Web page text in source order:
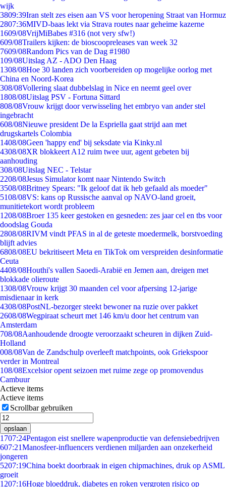
wijk
3809:39Iran stelt zes eisen aan VS voor heropening Straat van Hormuz
2807:36MIVD-baas lekt via Strava routes naar geheime kazerne
1609/08VrijMiBabes #316 (not very sfw!)
609/08Trailers kijken: de bioscoopreleases van week 32
7609/08Random Pics van de Dag #1980
109/08Uitslag AZ - ADO Den Haag
1308/08Hoe 30 landen zich voorbereiden op mogelijke oorlog met
China en Noord-Korea
308/08Vollering slaat dubbelslag in Nice en neemt geel over
1808/08Uitslag PSV - Fortuna Sittard
808/08Vrouw krijgt door verwisseling het embryo van ander stel
ingebracht
608/08Nieuwe president De la Espriella gaat strijd aan met
drugskartels Colombia
1408/08Geen 'happy end' bij seksdate via Kinky.nl
4308/08XR blokkeert A12 ruim twee uur, agent gebeten bij
aanhouding
308/08Uitslag NEC - Telstar
2208/08Jesus Simulator komt naar Nintendo Switch
3508/08Britney Spears: "Ik geloof dat ik heb gefaald als moeder"
5108/08VS: kans op Russische aanval op NAVO-land groeit,
munitietekort wordt probleem
1208/08Broer 135 keer gestoken en gesneden: zes jaar cel en tbs voor
doodslag Gouda
2808/08RIVM vindt PFAS in al de geteste moedermelk, borstvoeding
blijft advies
6808/08EU bekritiseert Meta en TikTok om verspreiden desinformatie
Ceuta
4408/08Houthi's vallen Saoedi-Arabië en Jemen aan, dreigen met
blokkade olieroute
1308/08Vrouw krijgt 30 maanden cel voor afpersing 12-jarige
misdienaar in kerk
4308/08PostNL-bezorger steekt bewoner na ruzie over pakket
2608/08Wegpiraat scheurt met 146 km/u door het centrum van
Amsterdam
708/08Aanhoudende droogte veroorzaakt scheuren in dijken Zuid-
Holland
008/08Van de Zandschulp overleeft matchpoints, ook Griekspoor
verder in Montreal
108/08Excelsior opent seizoen met ruime zege op promovendus
Cambuur
Actieve items
Actieve items
Scrollbar gebruiken
opslaan
1707:24Pentagon eist snellere wapenproductie van defensiebedrijven
607:21Manosfeer-influencers verdienen miljarden aan onzekerheid
jongeren
5207:19China boekt doorbraak in eigen chipmachines, druk op ASML
groeit
1207:16Hoge bloeddruk, diabetes en roken vergroten risico op